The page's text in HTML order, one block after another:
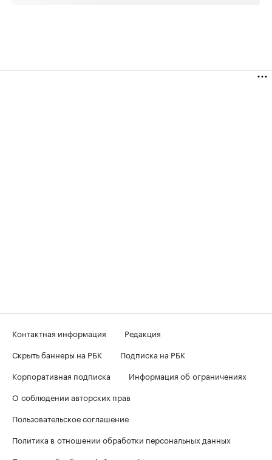
Контактная информация
Редакция
Скрыть баннеры на РБК
Подписка на РБК
Корпоративная подписка
Информация об ограничениях
О соблюдении авторских прав
Пользовательское соглашение
Политика в отношении обработки персональных данных